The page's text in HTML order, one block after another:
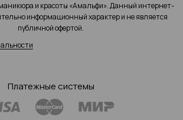
и красоты «Амальфи». Данный интернет-
информационный характер и не является
публичной офертой.
Платежные системы